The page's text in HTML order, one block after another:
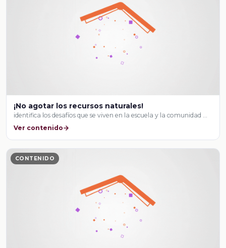
¡No agotar los recursos naturales!
identifica los desafíos que se viven en la escuela y la comunidad …
Ver contenido
CONTENIDO